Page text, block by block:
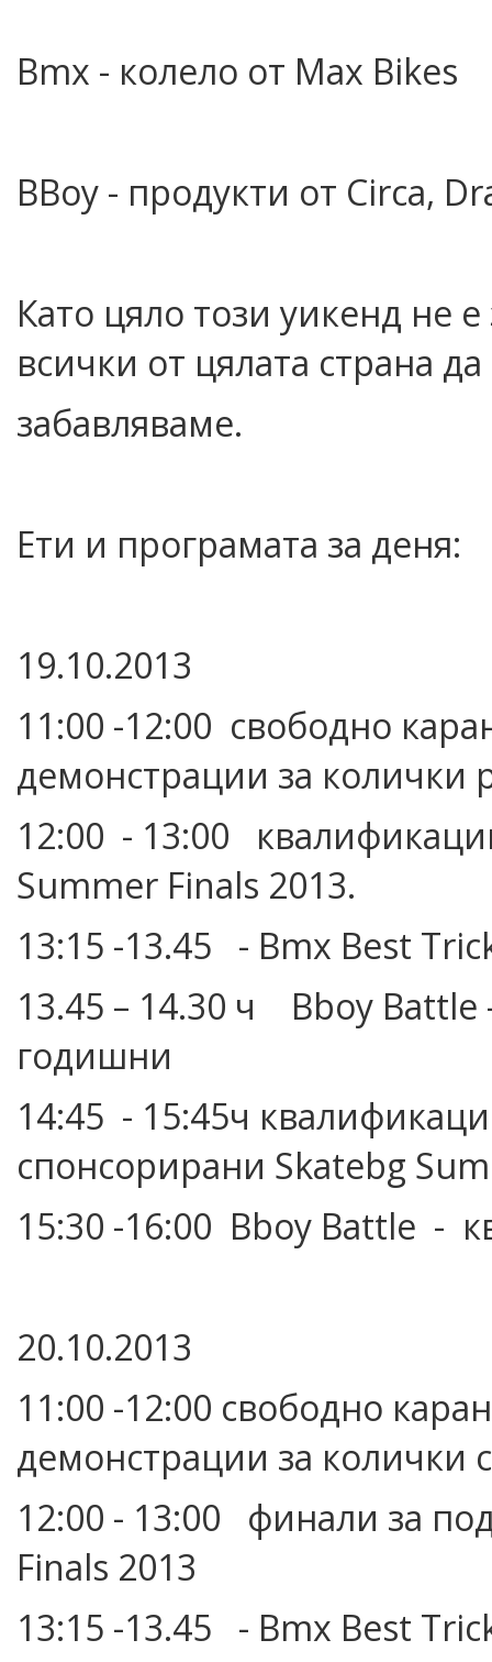
Bmx - колело от Max Bikes
BBoy - продукти от Circa,
Като цяло този уикенд не
всички от цялата страна
забавляваме.
Ети и програмата за деня:
19.10.2013
11:00 -12:00 свободно
демонстрации за колички
12:00 - 13:00
Summer Finals 2013.
13:15 -13.45 - Bmx Best
13.45 – 14.30 ч Bboy Battle
годишни
14:45 - 15:45ч
спонсорирани Skatebg
15:30 -16:00 Bboy Battle -
20.10.2013
11:00 -12:00 свободно
демонстрации за колички
12:00 - 13:00 финали за
Finals 2013
13:15 -13.45 - Bmx Best